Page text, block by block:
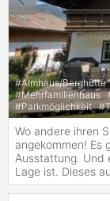
#Almhaus/Berghütte
#Mehrfamilienhaus
#Parkmöglichkeit #
Wo andere ihren
angekommen! Es
Ausstattung. Und
Lage ist. Dieses